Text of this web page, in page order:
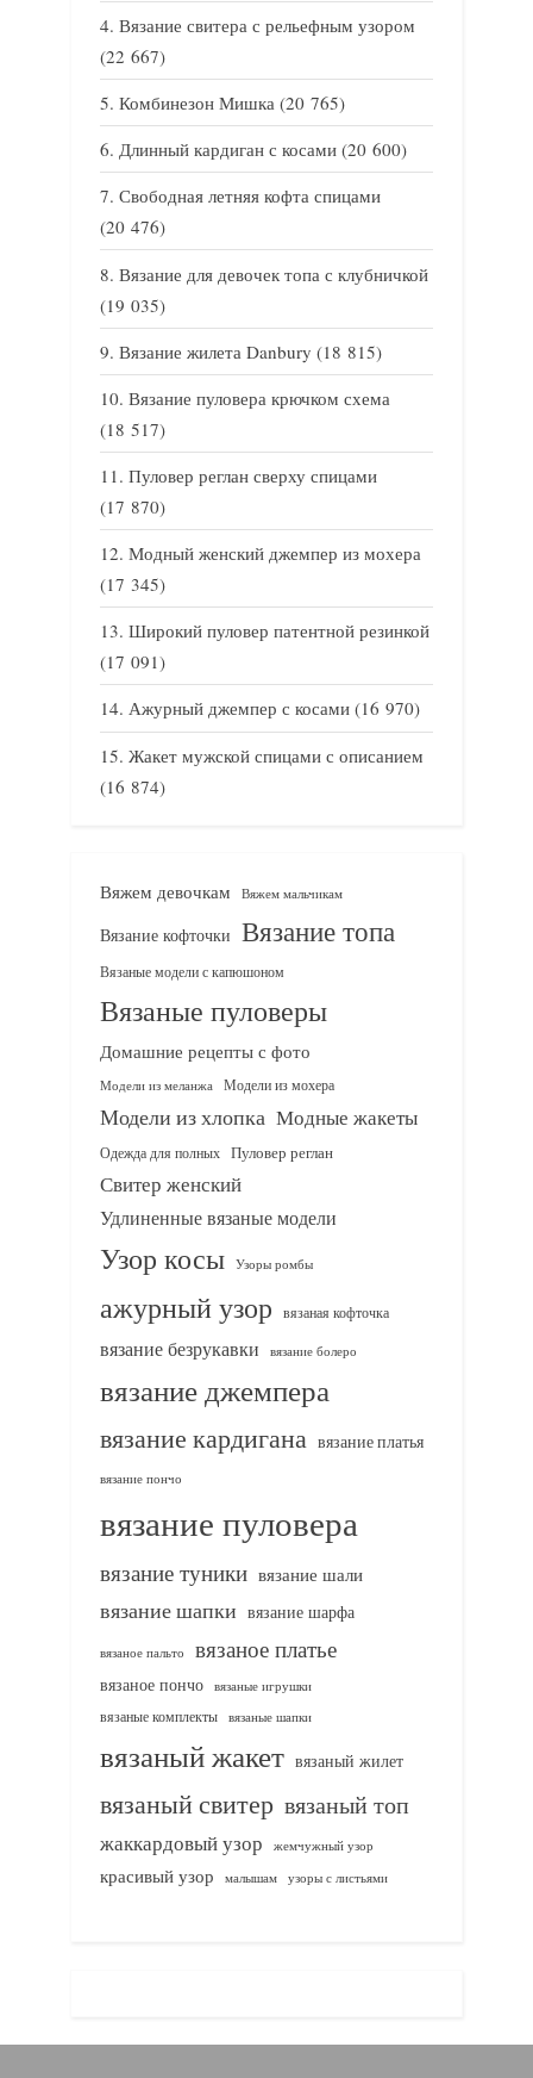
Вязание свитера с рельефным узором
(22 667)
Комбинезон Мишка (20 765)
Длинный кардиган с косами (20 600)
Свободная летняя кофта спицами
(20 476)
Вязание для девочек топа с клубничкой
(19 035)
Вязание жилета Danbury (18 815)
Вязание пуловера крючком схема
(18 517)
Пуловер реглан сверху спицами
(17 870)
Модный женский джемпер из мохера
(17 345)
Широкий пуловер патентной резинкой
(17 091)
Ажурный джемпер с косами (16 970)
Жакет мужской спицами с описанием
(16 874)
Вяжем девочкам Вяжем мальчикам
Вязание кофточки Вязание топа
Вязаные модели с капюшоном
Вязаные пуловеры
Домашние рецепты с фото
Модели из меланжа Модели из мохера
Модели из хлопка Модные жакеты
Одежда для полных Пуловер реглан
Свитер женский
Удлиненные вязаные модели
Узор косы Узоры ромбы
ажурный узор вязаная кофточка
вязание безрукавки вязание болеро
вязание джемпера
вязание кардигана вязание платья
вязание пончо
вязание пуловера
вязание туники вязание шали
вязание шапки вязание шарфа
вязаное пальто вязаное платье
вязаное пончо вязаные игрушки
вязаные комплекты
вязаные шапки
вязаный жакет вязаный жилет
вязаный свитер вязаный топ
жаккардовый узор жемчужный узор
красивый узор малышам узоры с листьями